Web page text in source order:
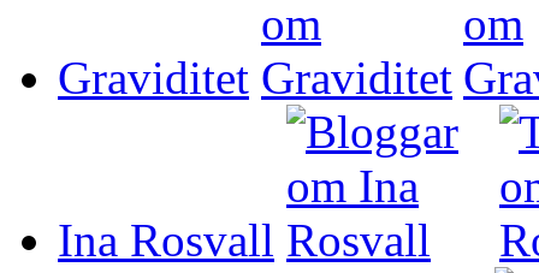
Graviditet
Ina Rosvall